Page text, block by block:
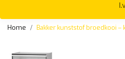
Home Bakker kunststof broedkooi